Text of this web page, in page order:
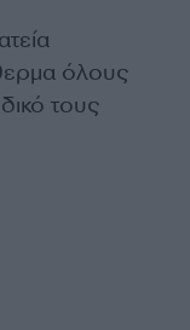
όλους
τους